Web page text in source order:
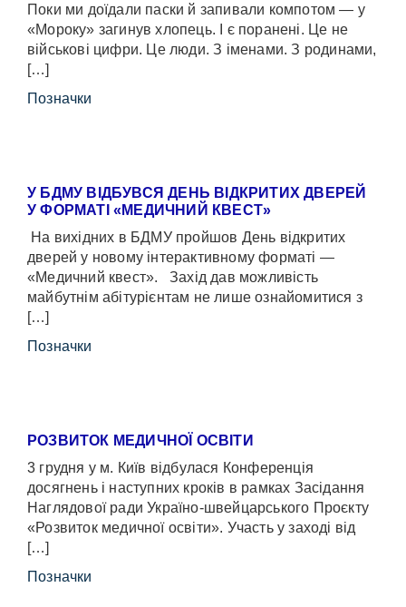
Поки ми доїдали паски й запивали компотом — у
«Мороку» загинув хлопець. І є поранені. Це не
військові цифри. Це люди. З іменами. З родинами,
[…]
Позначки
У БДМУ ВІДБУВСЯ ДЕНЬ ВІДКРИТИХ ДВЕРЕЙ
У ФОРМАТІ «МЕДИЧНИЙ КВЕСТ»
На вихідних в БДМУ пройшов День відкритих
дверей у новому інтерактивному форматі —
«Медичний квест». Захід дав можливість
майбутнім абітурієнтам не лише ознайомитися з
[…]
Позначки
РОЗВИТОК МЕДИЧНОЇ ОСВІТИ
3 грудня у м. Київ відбулася Конференція
досягнень і наступних кроків в рамках Засідання
Наглядової ради Україно-швейцарського Проєкту
«Розвиток медичної освіти». Участь у заході від
[…]
Позначки